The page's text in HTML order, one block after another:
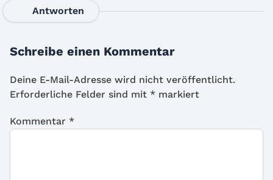
Antworten
Schreibe einen Kommentar
Deine E-Mail-Adresse wird nicht veröffentlicht.
Erforderliche Felder sind mit * markiert
Kommentar *